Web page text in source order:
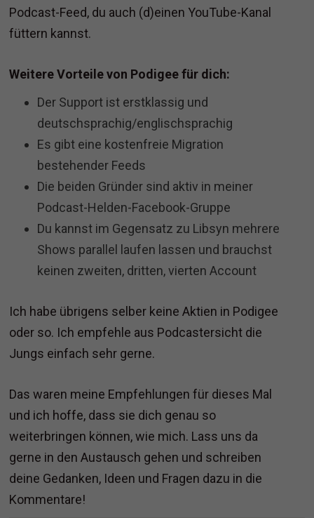
Podcast-Feed, du auch (d)einen YouTube-Kanal
füttern kannst.
Weitere Vorteile von Podigee für dich:
Der Support ist erstklassig und
deutschsprachig/englischsprachig
Es gibt eine kostenfreie Migration
bestehender Feeds
Die beiden Gründer sind aktiv in meiner
Podcast-Helden-Facebook-Gruppe
Du kannst im Gegensatz zu Libsyn mehrere
Shows parallel laufen lassen und brauchst
keinen zweiten, dritten, vierten Account
Ich habe übrigens selber keine Aktien in Podigee
oder so. Ich empfehle aus Podcastersicht die
Jungs einfach sehr gerne.
Das waren meine Empfehlungen für dieses Mal
und ich hoffe, dass sie dich genau so
weiterbringen können, wie mich. Lass uns da
gerne in den Austausch gehen und schreiben
deine Gedanken, Ideen und Fragen dazu in die
Kommentare!